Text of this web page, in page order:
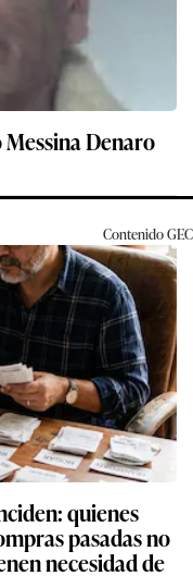
Denaro
ContenidoGEC
quienes
pasadas no
necesidad de